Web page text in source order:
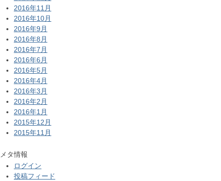
2016年11月
2016年10月
2016年9月
2016年8月
2016年7月
2016年6月
2016年5月
2016年4月
2016年3月
2016年2月
2016年1月
2015年12月
2015年11月
メタ情報
ログイン
投稿フィード